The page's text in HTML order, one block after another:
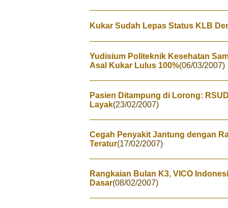
Kukar Sudah Lepas Status KLB
Yudisium Politeknik Kesehatan
Asal Kukar Lulus 100%(06/03/2007)
Pasien Ditampung di Lorong:
Layak(23/02/2007)
Cegah Penyakit Jantung dengan
Teratur(17/02/2007)
Rangkaian Bulan K3, VICO
Dasar(08/02/2007)